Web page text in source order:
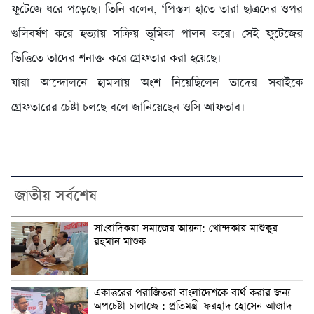
ফুটেজে ধরে পড়েছে। তিনি বলেন, ‘পিস্তল হাতে তারা ছাত্রদের ওপর
গুলিবর্ষণ করে হত্যায় সক্রিয় ভূমিকা পালন করে। সেই ফুটেজের
ভিত্তিতে তাদের শনাক্ত করে গ্রেফতার করা হয়েছে।
যারা আন্দোলনে হামলায় অংশ নিয়েছিলেন তাদের সবাইকে
গ্রেফতারের চেষ্টা চলছে বলে জানিয়েছেন ওসি আফতাব।
জাতীয় সর্বশেষ
সাংবাদিকরা সমাজের আয়না: খোন্দকার মাশুকুর
রহমান মাশুক
একাত্তরের পরাজিতরা বাংলাদেশকে ব্যর্থ করার জন্য
অপচেষ্টা চালাচ্ছে : প্রতিমন্ত্রী ফরহাদ হোসেন আজাদ